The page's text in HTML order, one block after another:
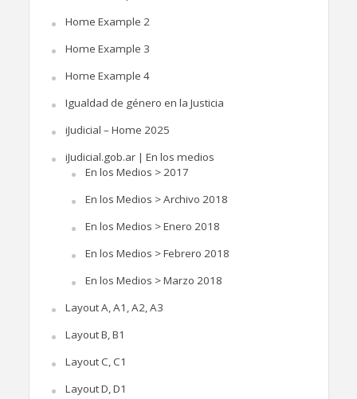
Home Example 2
Home Example 3
Home Example 4
Igualdad de género en la Justicia
iJudicial – Home 2025
iJudicial.gob.ar | En los medios
En los Medios > 2017
En los Medios > Archivo 2018
En los Medios > Enero 2018
En los Medios > Febrero 2018
En los Medios > Marzo 2018
Layout A, A1, A2, A3
Layout B, B1
Layout C, C1
Layout D, D1